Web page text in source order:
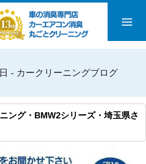
- カークリーニングブログ
ング・BMW2シリーズ・埼玉県さ